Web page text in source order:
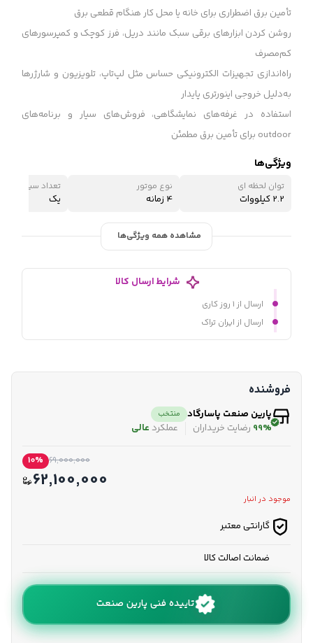
تأمین برق اضطراری برای خانه یا محل کار هنگام قطعی برق
روشن کردن ابزارهای برقی سبک مانند دریل، فرز کوچک و کمپرسورهای
کم‌مصرف
راه‌اندازی تجهیزات الکترونیکی حساس مثل لپ‌تاپ، تلویزیون و شارژرها
به‌دلیل خروجی اینورتری پایدار
استفاده در غرفه‌های نمایشگاهی، فروش‌های سیار و برنامه‌های
outdoor برای تأمین برق مطمئن
ویژگی‌ها
توان لحظه ای
2.2 کیلووات
نوع موتور
4 زمانه
تعداد سیلندر
یک
مشاهده همه ویژگی‌ها
شرایط ارسال کالا
ارسال از ۱ روز کاری
ارسال از ایران تراک
فروشنده
پارین صنعت پاسارگاد منتخب
99% رضایت خریداران عملکرد عالی
69,000,000
10%
62,100,000
موجود در انبار
گارانتی معتبر
ضمانت اصالت کالا
تاییده فنی پارین صنعت